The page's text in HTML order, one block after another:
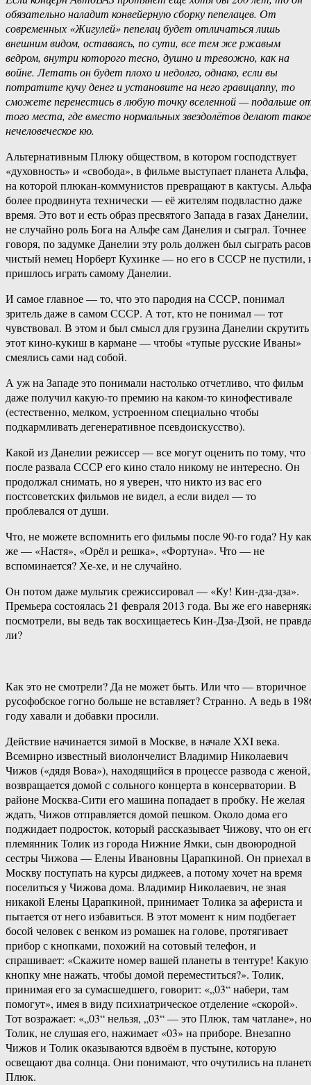
обязательно наладит конвейерную сборку пепелацев. От
современных «Жигулей» пепелац будет отличаться лишь
внешним видом, оставаясь, по сути, все тем же ржавым
ведром, внутри которого тесно, душно и тревожно, как на
войне. Летать он будет плохо и недолго, однако, если вы
потратите кучу денег и установите на него гравицаппу, то
сможете перенестись в любую точку вселенной — подальше
того места, где вместо нормальных звездолётов делают такое
нечеловеческое кю.
Альтернативным Плюку обществом, в котором господствует
«духовность» и «свобода», в фильме выступает планета Альфа,
на которой плюкан-коммунистов превращают в кактусы. Альфа
более продвинута технически — её жителям подвластно даже
время. Это вот и есть образ пресвятого Запада в газах Данелии,
не случайно роль Бога на Альфе сам Данелия и сыграл. Точнее
говоря, по задумке Данелии эту роль должен был сыграть
чистый немец Норберт Кухинке — но его в СССР не пустили,
пришлось играть самому Данелии.
И самое главное — то, что это пародия на СССР, понимал
зритель даже в самом СССР. А тот, кто не понимал — тот
чувствовал. В этом и был смысл для грузина Данелии скрутить
этот кино-кукиш в кармане — чтобы «тупые русские Иваны»
смеялись сами над собой.
А уж на Западе это понимали настолько отчетливо, что фильм
даже получил какую-то премию на каком-то кинофестивале
(естественно, мелком, устроенном специально чтобы
подкармливать дегенеративное псевдоискусство).
Какой из Данелии режиссер — все могут оценить по тому, что
после развала СССР его кино стало никому не интересно. Он
продолжал снимать, но я уверен, что никто из вас его
постсоветских фильмов не видел, а если видел — то
проблевался от души.
Что, не можете вспомнить его фильмы после 90-го года? Ну как
же — «Настя», «Орёл и решка», «Фортуна». Что — не
вспоминается? Хе-хе, и не случайно.
Он потом даже мультик срежиссировал — «Ку! Кин-дза-дза».
Премьера состоялась 21 февраля 2013 года. Вы же его
посмотрели, вы ведь так восхищаетесь Кин-Дза-Дзой, не
ли?
Как это не смотрели? Да не может быть. Или что — вторичное
русофобское гогно больше не вставляет? Странно. А ведь в
году хавали и добавки просили.
Действие начинается зимой в Москве, в начале XXI века.
Всемирно известный виолончелист Владимир Николаевич
Чижов («дядя Вова»), находящийся в процессе развода с женой,
возвращается домой с сольного концерта в консерватории. В
районе Москва-Сити его машина попадает в пробку. Не желая
ждать, Чижов отправляется домой пешком. Около дома его
поджидает подросток, который рассказывает Чижову, что он
племянник Толик из города Нижние Ямки, сын двоюродной
сестры Чижова — Елены Ивановны Царапкиной. Он приехал в
Москву поступать на курсы диджеев, а потому хочет на время
поселиться у Чижова дома. Владимир Николаевич, не зная
никакой Елены Царапкиной, принимает Толика за афериста и
пытается от него избавиться. В этот момент к ним подбегает
босой человек с венком из ромашек на голове, протягивает
прибор с кнопками, похожий на сотовый телефон, и
спрашивает: «Скажите номер вашей планеты в тентуре! Какую
кнопку мне нажать, чтобы домой переместиться?». Толик,
принимая его за сумасшедшего, говорит: «„03“ набери, там
помогут», имея в виду психиатрическое отделение «скорой».
Тот возражает: «„03“ нельзя, „03“ — это Плюк, там чатлане», но
Толик, не слушая его, нажимает «03» на приборе. Внезапно
Чижов и Толик оказываются вдвоём в пустыне, которую
освещают два солнца. Они понимают, что очутились на
Плюк.